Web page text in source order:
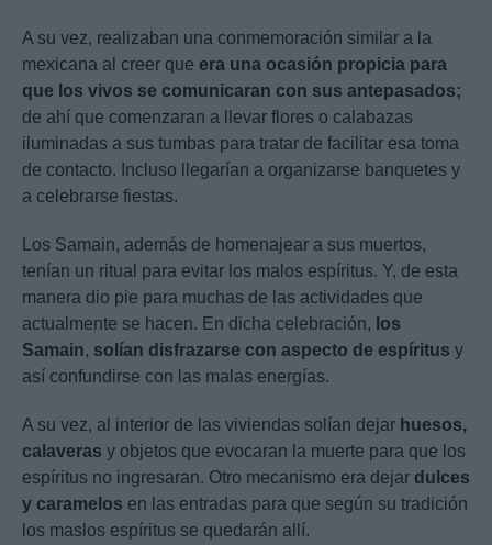
A su vez, realizaban una conmemoración similar a la
mexicana al creer que era una ocasión propicia para
que los vivos se comunicaran con sus antepasados;
de ahí que comenzaran a llevar flores o calabazas
iluminadas a sus tumbas para tratar de facilitar esa toma
de contacto. Incluso llegarían a organizarse banquetes y
a celebrarse fiestas.
Los Samain, además de homenajear a sus muertos,
tenían un ritual para evitar los malos espíritus. Y, de esta
manera dio pie para muchas de las actividades que
actualmente se hacen. En dicha celebración, los
Samain, solían disfrazarse con aspecto de espíritus y
así confundirse con las malas energías.
A su vez, al interior de las viviendas solían dejar huesos,
calaveras y objetos que evocaran la muerte para que los
espíritus no ingresaran. Otro mecanismo era dejar dulces
y caramelos en las entradas para que según su tradición
los maslos espíritus se quedarán allí.